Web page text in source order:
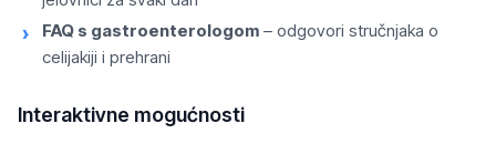
FAQ s gastroenterologom – odgovori stručnjaka o
celijakiji i prehrani
Interaktivne mogućnosti